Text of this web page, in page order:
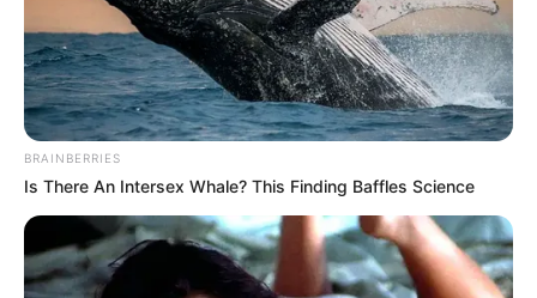
Tenemos todas las noticias que le
interesan. Para estar bien informado, por
favor, active las notificaciones de Alerta.
ACTIVAR AHORA
TEMAS DESTACADOS
BRAINBERRIES
Is There An Intersex Whale? This Finding Baffles Science